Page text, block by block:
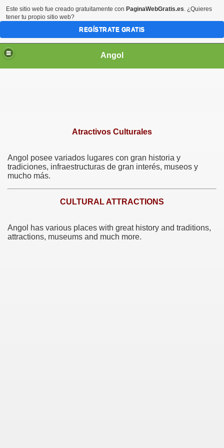
Angol
Atractivos Culturales
Angol posee variados lugares con gran historia y
tradiciones, infraestructuras de gran interés, museos y
mucho más.
CULTURAL ATTRACTIONS
Angol has various places with great history and traditions,
attractions, museums and much more.
Este sitio web fue creado gratuitamente con PaginaWebGratis.es. ¿Quieres
tener tu propio sitio web?
REGÍSTRATE GRATIS